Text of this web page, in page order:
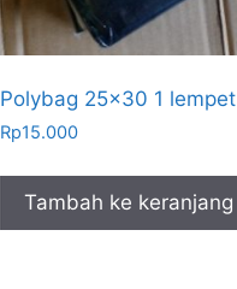
Polybag 25×30 1 lempet
Rp15.000
Tambah ke keranjang